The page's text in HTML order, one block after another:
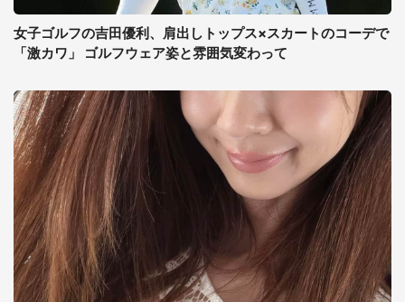
女子ゴルフの吉田優利、肩出しトップス×スカートのコーデで
「激カワ」 ゴルフウェア姿と雰囲気変わって